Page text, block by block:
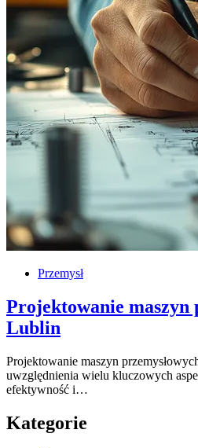
Przemysł
Projektowanie maszyn
Lublin
Projektowanie maszyn
uwzględnienia wielu kluczowych
efektywność i…
Kategorie